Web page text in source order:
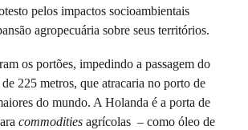
pelos impactos socioambientais
agropecuária sobre seus territórios.
os portões, impedindo a passagem do
225 metros, que atracaria no porto de
do mundo. A Holanda é a porta de
commodities agrícolas – como óleo de